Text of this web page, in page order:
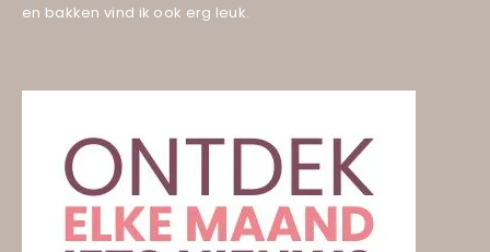
en bakken vind ik ook erg leuk.